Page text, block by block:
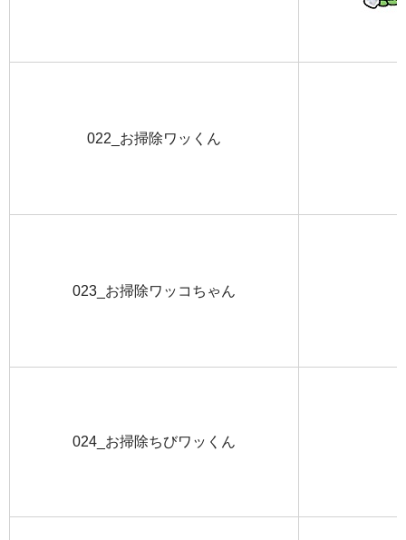
022_お掃除ワッくん
023_お掃除ワッコちゃん
024_お掃除ちびワッくん